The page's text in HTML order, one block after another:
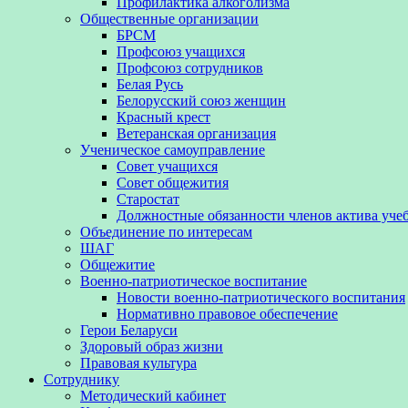
Общественные организации
БРСМ
Профсоюз учащихся
Профсоюз сотрудников
Белая Русь
Белорусский союз женщин
Красный крест
Ветеранская организация
Ученическое самоуправление
Совет учащихся
Совет общежития
Старостат
Должностные обязанности членов актива
Объединение по интересам
ШАГ
Общежитие
Военно-патриотическое воспитание
Новости военно-патриотического воспитания
Нормативно правовое обеспечение
Герои Беларуси
Здоровый образ жизни
Правовая культура
Сотруднику
Методический кабинет